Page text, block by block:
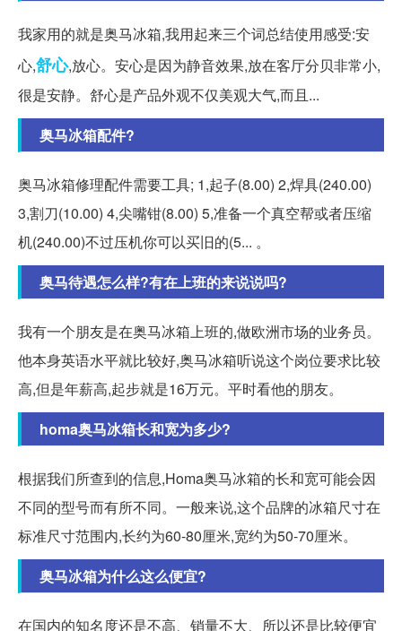
我家用的就是奥马冰箱,我用起来三个词总结使用感受:安
心,舒心,放心。安心是因为静音效果,放在客厅分贝非常小,
很是安静。舒心是产品外观不仅美观大气,而且...
奥马冰箱配件?
奥马冰箱修理配件需要工具; 1,起子(8.00) 2,焊具(240.00)
3,割刀(10.00) 4,尖嘴钳(8.00) 5,准备一个真空帮或者压缩
机(240.00)不过压机你可以买旧的(5... 。
奥马待遇怎么样?有在上班的来说说吗?
我有一个朋友是在奥马冰箱上班的,做欧洲市场的业务员。
他本身英语水平就比较好,奥马冰箱听说这个岗位要求比较
高,但是年薪高,起步就是16万元。平时看他的朋友。
homa奥马冰箱长和宽为多少?
根据我们所查到的信息,Homa奥马冰箱的长和宽可能会因
不同的型号而有所不同。一般来说,这个品牌的冰箱尺寸在
标准尺寸范围内,长约为60-80厘米,宽约为50-70厘米。
奥马冰箱为什么这么便宜?
在国内的知名度还是不高、销量不大、所以还是比较便宜